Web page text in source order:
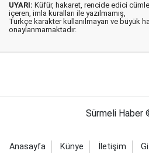
UYARI: Küfür, hakaret, rencide edici
içeren, imla kuralları ile yazılmamış,
Türkçe karakter kullanılmayan ve büyük
onaylanmamaktadır.
Sürmeli Haber
Anasayfa Künye İletişim